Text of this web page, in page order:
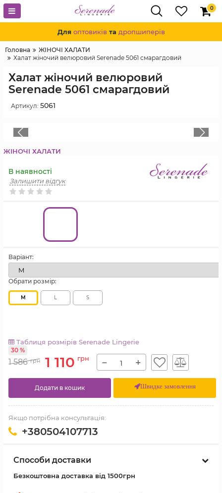
0
Для оптовиків та дропшиперів
Головна
ЖІНОЧІ ХАЛАТИ
Халат жіночий велюровий Serenade 5061 смарагдовий
Халат жіночий велюровий
Serenade 5061 смарагдовий
Артикул: 5061
ЖІНОЧІ ХАЛАТИ
Залишити відгук
В наявності
Варіант:
Обрати розмір:
M L S
Таблиця розмірів Serenade Lingerie
1 586 грн 1 110 грн
30 %
− +
Додати в кошик Швидке замовлення
Якщо потрібна консультація:
+380504107713
Способи доставки
Безкоштовна доставка від 1500грн